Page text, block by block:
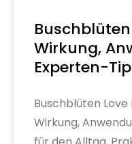
Buschblüten
Wirkung,
Experten-
Buschblüten
Wirkung,